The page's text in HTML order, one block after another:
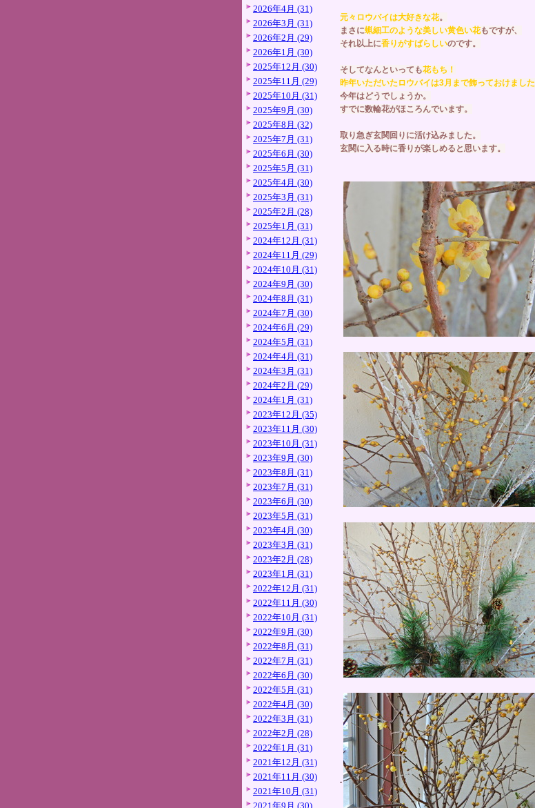
2026年4月 (31)
2026年3月 (31)
2026年2月 (29)
2026年1月 (30)
2025年12月 (30)
2025年11月 (29)
2025年10月 (31)
2025年9月 (30)
2025年8月 (32)
2025年7月 (31)
2025年6月 (30)
2025年5月 (31)
2025年4月 (30)
2025年3月 (31)
2025年2月 (28)
2025年1月 (31)
2024年12月 (31)
2024年11月 (29)
2024年10月 (31)
2024年9月 (30)
2024年8月 (31)
2024年7月 (30)
2024年6月 (29)
2024年5月 (31)
2024年4月 (31)
2024年3月 (31)
2024年2月 (29)
2024年1月 (31)
2023年12月 (35)
2023年11月 (30)
2023年10月 (31)
2023年9月 (30)
2023年8月 (31)
2023年7月 (31)
2023年6月 (30)
2023年5月 (31)
2023年4月 (30)
2023年3月 (31)
2023年2月 (28)
2023年1月 (31)
2022年12月 (31)
2022年11月 (30)
2022年10月 (31)
2022年9月 (30)
2022年8月 (31)
2022年7月 (31)
2022年6月 (30)
2022年5月 (31)
2022年4月 (30)
2022年3月 (31)
2022年2月 (28)
2022年1月 (31)
2021年12月 (31)
2021年11月 (30)
2021年10月 (31)
2021年9月 (30)
元々ロウバイは大好きな花。
まさに蝋細工のような美しい黄色い花もですが、
それ以上に香りがすばらしいのです。
そしてなんといっても花もち！
昨年いただいたロウバイは3月まで飾っておけました
今年はどうでしょうか。
すでに数輪花がほころんでいます。
取り急ぎ玄関回りに活け込みました。
玄関に入る時に香りが楽しめると思います。